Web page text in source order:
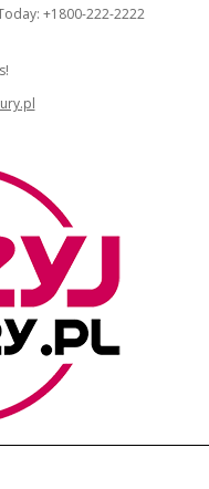
+1800-222-2222